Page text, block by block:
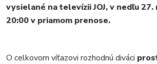
vysielané na televízii JOJ, v nedľu
20:00 v priamom prenose.
O celkovom víťazovi rozhodnú diváci